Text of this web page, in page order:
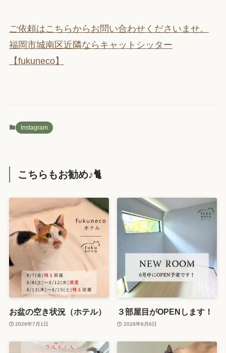
ご依頼はこちらからお問い合わせくださいませ。
福岡市城南区近隣ならキャットシッター
【fukuneco】
Instagram
こちらもお勧め♪🐈️
お盆の空き状況（ホテル）
2026年7月1日
３部屋目がOPENします！
2026年6月6日